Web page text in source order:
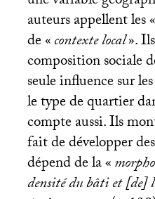
auteurs appellent les «
de «contexte local».
composition sociale
seule influence sur
le type de quartier
compte aussi. Ils
fait de développer
dépend de la «
densité du bâti et [de]